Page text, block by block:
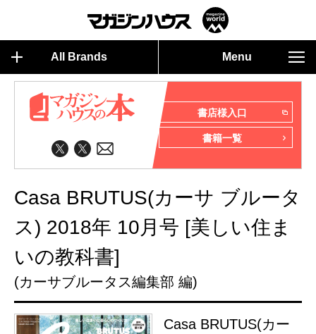
All Brands Menu
書店様入口
書籍一覧
Casa BRUTUS(カーサ ブルータ
ス) 2018年 10月号 [美しい住ま
いの教科書]
(カーサブルータス編集部 編)
Casa BRUTUS(カー